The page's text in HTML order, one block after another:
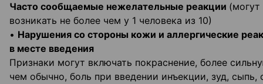
Часто сообщаемые нежелательные реакции (могут
возникать не более чем у 1 человека из 10)
• Нарушения со стороны кожи и аллергические
в месте введения
Признаки могут включать покраснение, более
чем обычно, боль при введении инъекции, зуд, сыпь,